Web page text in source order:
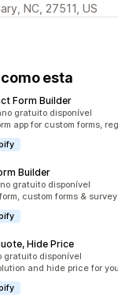
NC, 27511, US
esta
Form Builder
gratuito disponível
app for custom forms,
Builder
gratuito disponível
custom forms &
Hide Price
gratuito disponível
and hide price for